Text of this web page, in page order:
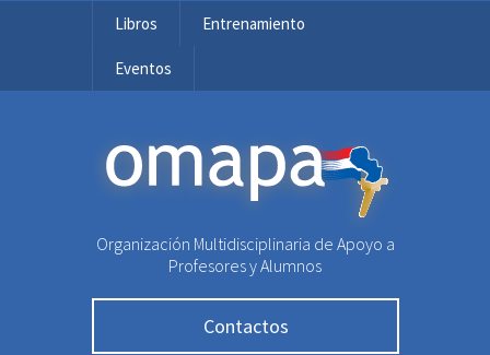
Libros Entrenamiento
Eventos
OMAPA
Organización Multidisciplinaria de Apoyo a
Profesores y Alumnos
Contactos